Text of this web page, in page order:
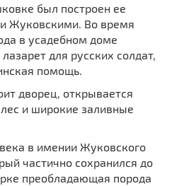
был построен ее
Жуковскими. Во время
в усадебном доме
для русских солдат,
помощь.
дворец, открывается
и широкие заливные
в имении Жуковского
частично сохранился до
преобладающая порода